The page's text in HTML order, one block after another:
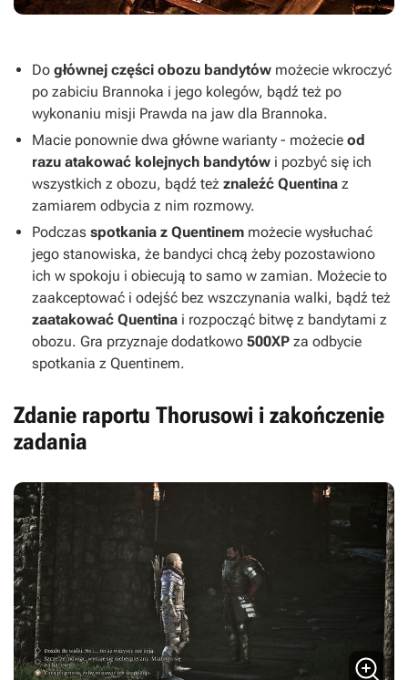
Do głównej części obozu bandytów możecie wkroczyć
po zabiciu Brannoka i jego kolegów, bądź też po
wykonaniu misji Prawda na jaw dla Brannoka.
Macie ponownie dwa główne warianty - możecie od
razu atakować kolejnych bandytów i pozbyć się ich
wszystkich z obozu, bądź też znaleźć Quentina z
zamiarem odbycia z nim rozmowy.
Podczas spotkania z Quentinem możecie wysłuchać
jego stanowiska, że bandyci chcą żeby pozostawiono
ich w spokoju i obiecują to samo w zamian. Możecie to
zaakceptować i odejść bez wszczynania walki, bądź też
zaatakować Quentina i rozpocząć bitwę z bandytami z
obozu. Gra przyznaje dodatkowo 500XP za odbycie
spotkania z Quentinem.
Zdanie raportu Thorusowi i zakończenie
zadania